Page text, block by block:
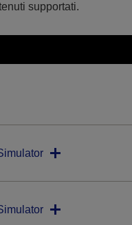
supportati.